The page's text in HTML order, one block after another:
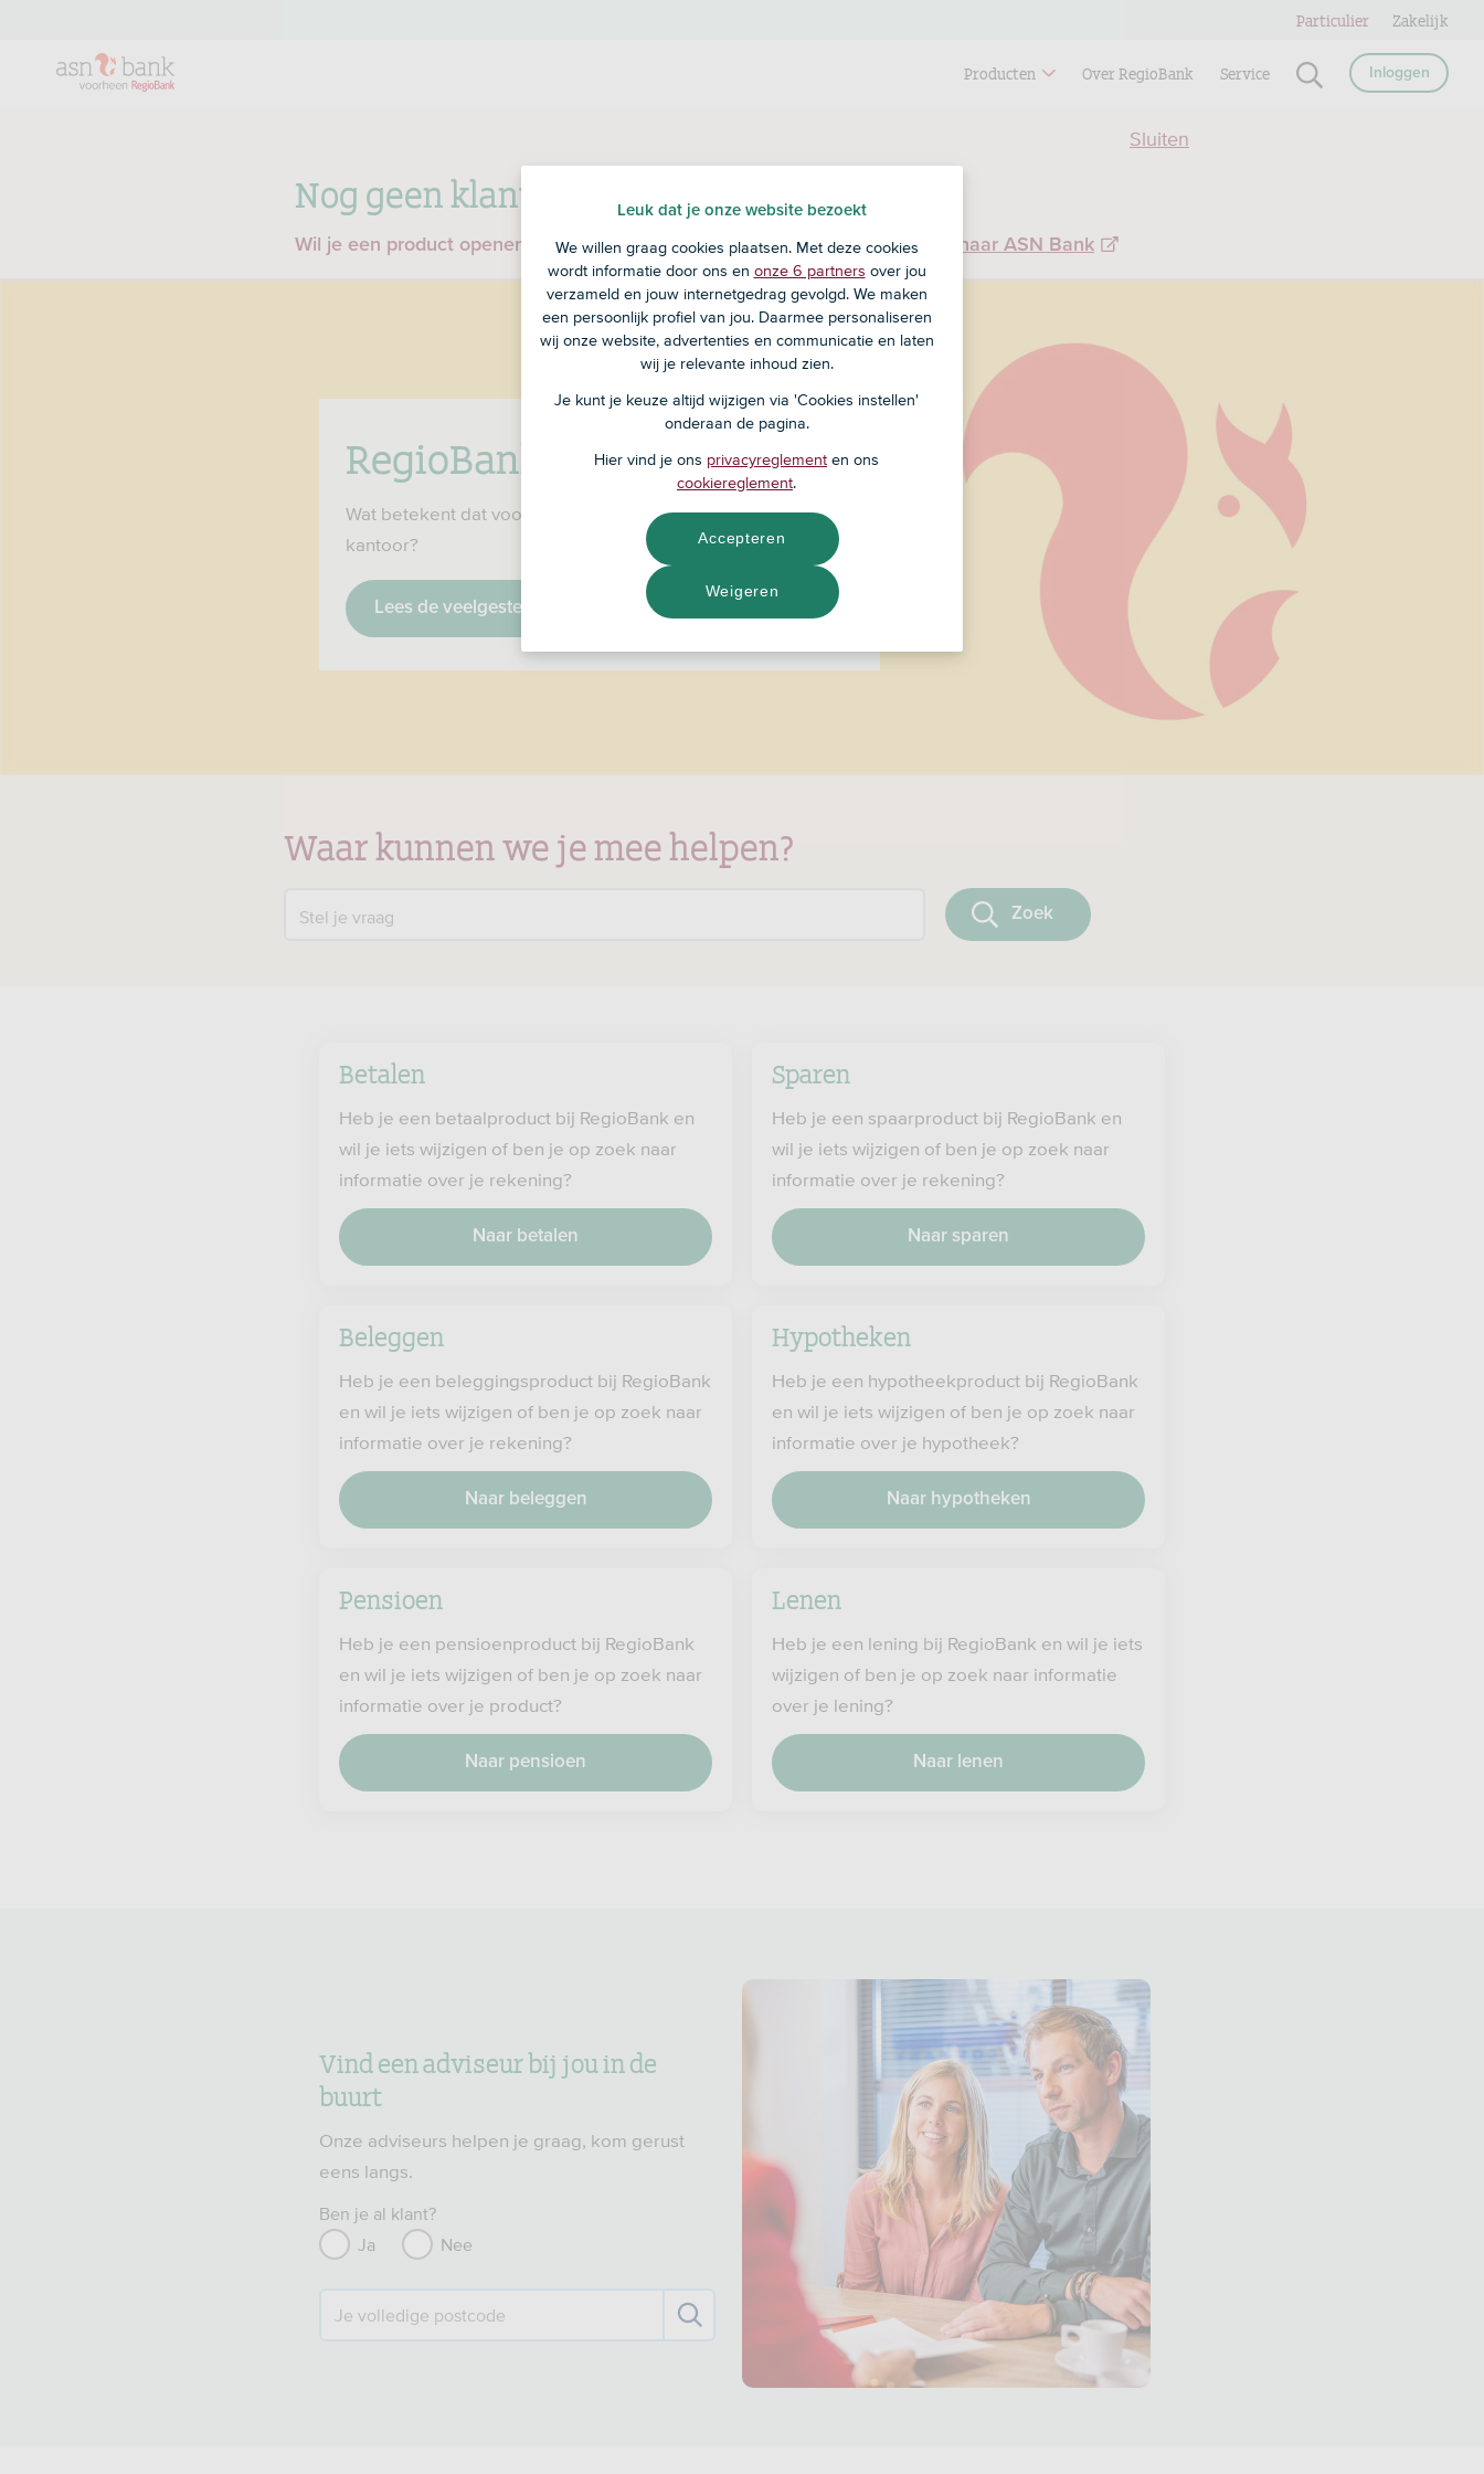
Nog geen klant bij RegioBank?
Wil je een product openen en ben je nog geen klant bij RegioBank?Ga dan naar ASN Bank
Sluiten
Producten Over RegioBank Service Inloggen
Particulier Zakelijk
RegioBank is nu ASN Bank
Wat betekent dat voor jou, je producten en je RegioBank-
kantoor?
Lees de veelgestelde vragen
Waar kunnen we je mee helpen?
Stel je vraag Zoek
Betalen
Heb je een betaalproduct bij RegioBank en
wil je iets wijzigen of ben je op zoek naar
informatie over je rekening?
Naar betalen
Sparen
Heb je een spaarproduct bij RegioBank en
wil je iets wijzigen of ben je op zoek naar
informatie over je rekening?
Naar sparen
Beleggen
Heb je een beleggingsproduct bij RegioBank
en wil je iets wijzigen of ben je op zoek naar
informatie over je rekening?
Naar beleggen
Hypotheken
Heb je een hypotheekproduct bij RegioBank
en wil je iets wijzigen of ben je op zoek naar
informatie over je hypotheek?
Naar hypotheken
Pensioen
Heb je een pensioenproduct bij RegioBank
en wil je iets wijzigen of ben je op zoek naar
informatie over je product?
Naar pensioen
Lenen
Heb je een lening bij RegioBank en wil je iets
wijzigen of ben je op zoek naar informatie
over je lening?
Naar lenen
Vind een adviseur bij jou in de
buurt
Onze adviseurs helpen je graag, kom gerust
eens langs.
Ben je al klant?
Ja
Nee
Je volledige postcode
Leuk dat je onze website bezoekt
We willen graag cookies plaatsen. Met deze cookies
wordt informatie door ons en onze 6 partners over jou
verzameld en jouw internetgedrag gevolgd. We maken
een persoonlijk profiel van jou. Daarmee personaliseren
wij onze website, advertenties en communicatie en laten
wij je relevante inhoud zien.
Je kunt je keuze altijd wijzigen via 'Cookies instellen'
onderaan de pagina.
Hier vind je ons privacyreglement en ons
cookiereglement.
Weigeren
Accepteren